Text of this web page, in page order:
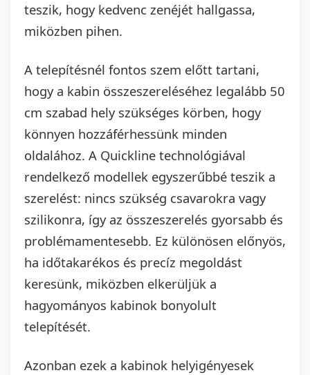
teszik, hogy kedvenc zenéjét hallgassa,
miközben pihen.
A telepítésnél fontos szem előtt tartani,
hogy a kabin összeszereléséhez legalább 50
cm szabad hely szükséges körben, hogy
könnyen hozzáférhessünk minden
oldalához. A Quickline technológiával
rendelkező modellek egyszerűbbé teszik a
szerelést: nincs szükség csavarokra vagy
szilikonra, így az összeszerelés gyorsabb és
problémamentesebb. Ez különösen előnyös,
ha időtakarékos és precíz megoldást
keresünk, miközben elkerüljük a
hagyományos kabinok bonyolult
telepítését.
Azonban ezek a kabinok helyigényesek